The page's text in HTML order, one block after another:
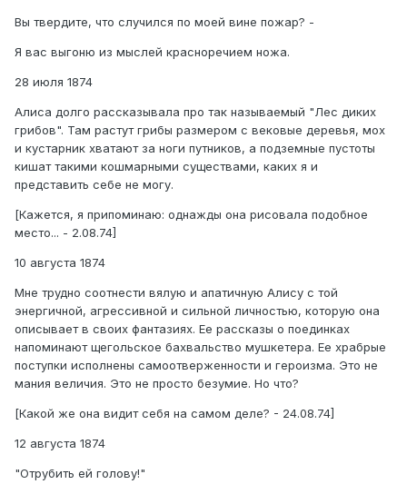
Вы твердите, что случился по моей вине пожар? -
Я вас выгоню из мыслей красноречием ножа.
28 июля 1874
Алиса долго рассказывала про так называемый "Лес диких
грибов". Там растут грибы размером с вековые деревья, мох
и кустарник хватают за ноги путников, а подземные пустоты
кишат такими кошмарными существами, каких я и
представить себе не могу.
[Кажется, я припоминаю: однажды она рисовала подобное
место... - 2.08.74]
10 августа 1874
Мне трудно соотнести вялую и апатичную Алису с той
энергичной, агрессивной и сильной личностью, которую она
описывает в своих фантазиях. Ее рассказы о поединках
напоминают щегольское бахвальство мушкетера. Ее храбрые
поступки исполнены самоотверженности и героизма. Это не
мания величия. Это не просто безумие. Но что?
[Какой же она видит себя на самом деле? - 24.08.74]
12 августа 1874
"Отрубить ей голову!"